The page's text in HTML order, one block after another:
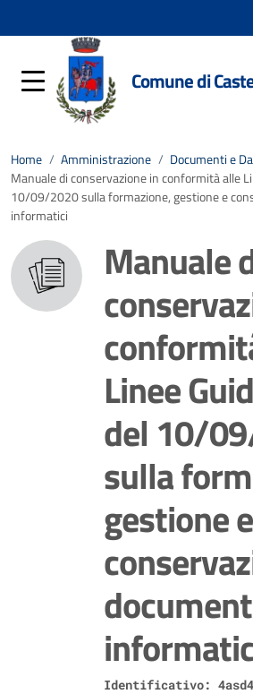
Comune di
Home / Amministrazione / Documenti e
Manuale di conservazione in conformità alle
10/09/2020 sulla formazione, gestione e
informatici
Manuale
Linee
del 10/
sulla
gestione e
Identificativo: